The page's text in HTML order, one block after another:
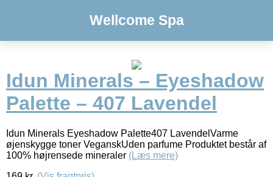
Wellcome Spa
Idun Minerals – Eyeshadow
Palette – 407 Lavendel
Idun Minerals Eyeshadow Palette407 LavendelVarme
øjenskygge toner VeganskUden parfume Produktet består af
100% højrensede mineraler (Læs mere)